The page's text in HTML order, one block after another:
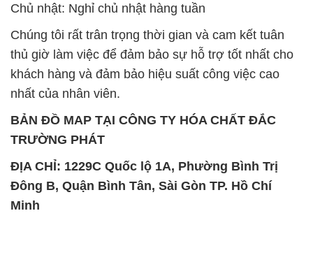
Chủ nhật: Nghỉ chủ nhật hàng tuần
Chúng tôi rất trân trọng thời gian và cam kết tuân
thủ giờ làm việc để đảm bảo sự hỗ trợ tốt nhất cho
khách hàng và đảm bảo hiệu suất công việc cao
nhất của nhân viên.
BẢN ĐỒ MAP TẠI CÔNG TY HÓA CHẤT ĐẮC
TRƯỜNG PHÁT
ĐỊA CHỈ: 1229C Quốc lộ 1A, Phường Bình Trị
Đông B, Quận Bình Tân, Sài Gòn TP. Hồ Chí
Minh